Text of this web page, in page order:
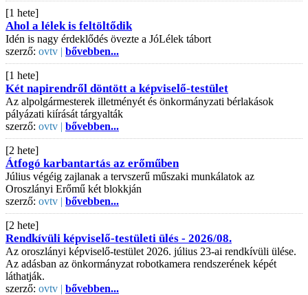
[1 hete]
Ahol a lélek is feltöltődik
Idén is nagy érdeklődés övezte a JóLélek tábort
szerző: ovtv | bővebben...
[1 hete]
Két napirendről döntött a képviselő-testület
Az alpolgármesterek illetményét és önkormányzati bérlakások
pályázati kiírását tárgyalták
szerző: ovtv | bővebben...
[2 hete]
Átfogó karbantartás az erőműben
Július végéig zajlanak a tervszerű műszaki munkálatok az
Oroszlányi Erőmű két blokkján
szerző: ovtv | bővebben...
[2 hete]
Rendkívüli képviselő-testületi ülés - 2026/08.
Az oroszlányi képviselő-testület 2026. július 23-ai rendkívüli ülése.
Az adásban az önkormányzat robotkamera rendszerének képét
láthatják.
szerző: ovtv | bővebben...